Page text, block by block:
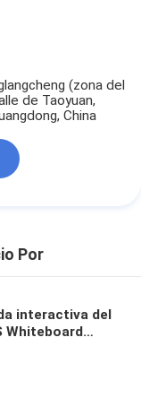
(zona del
de Taoyuan,
China
Por
interactiva del
Whiteboard